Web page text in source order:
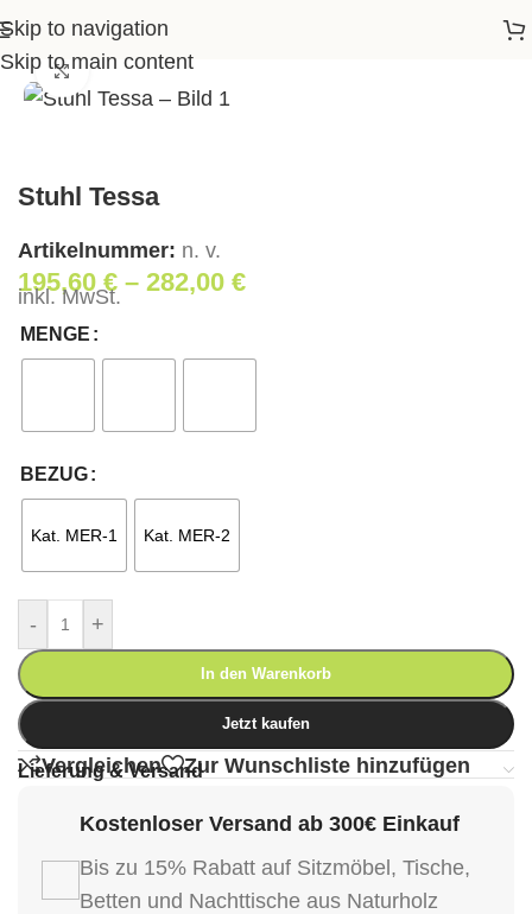
Skip to navigation
Skip to main content
Startseite>Shop>
Klick zum Vergrößern
Stuhl Tessa
Artikelnummer: n. v.
195,60€ – 282,00 €
inkl. MwSt.
MENGE
BEZUG
Kat. MER-1 Kat. MER-2
- +
In den Warenkorb
Jetzt kaufen
Vergleichen Zur Wunschliste hinzufügen
Lieferung & Versand
Kostenloser Versand ab 300€ Einkauf
Bis zu 15% Rabatt auf Sitzmöbel, Tische,
Betten und Nachttische aus Naturholz